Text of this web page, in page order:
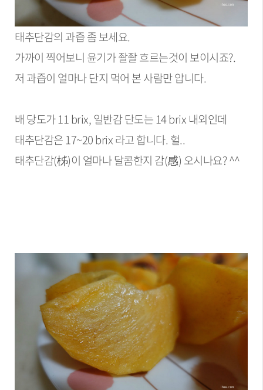
태추단감의 과즙 좀 보세요.
가까이 찍어보니 윤기가 좔좔 흐르는것이 보이시죠?.
저 과즙이 얼마나 단지 먹어 본 사람만 압니다.
배 당도가 11 brix, 일반감 단도는 14 brix 내외인데
태추단감은 17~20 brix 라고 합니다. 헐..
태추단감(柹)이 얼마나 달콤한지 감(感) 오시나요? ^^